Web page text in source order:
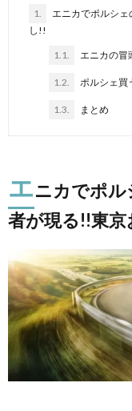
1.
エニカでポルシ
し!!
1.1. エニカの冒
1.2. ポルシェ買
1.3. まとめ
エニカでポ
者が現る!!東